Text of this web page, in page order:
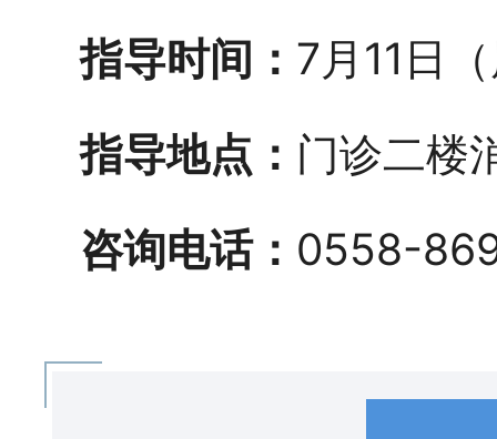
指导时间： 7月11日
指导地点： 门诊二楼
咨询电话： 0558-